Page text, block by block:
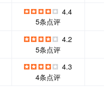
4.4
5条点评
4.2
5条点评
4.3
4条点评